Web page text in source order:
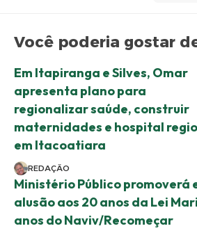
Você poderia gostar
Em Itapiranga e Silves, Omar
apresenta plano para
regionalizar saúde, construir
maternidades e hospital
em Itacoatiara
REDAÇÃO
Ministério Público promoverá
alusão aos 20 anos da Lei
anos do Naviv/Recomeçar